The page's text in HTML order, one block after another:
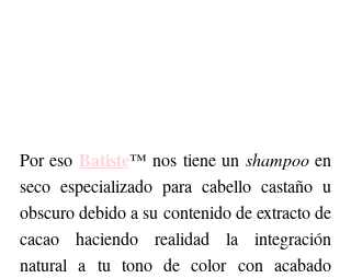
Por eso Batiste™ nos tiene un shampoo en
seco especializado para cabello castaño u
obscuro debido a su contenido de extracto de
cacao haciendo realidad la integración
natural a tu tono de color con acabado